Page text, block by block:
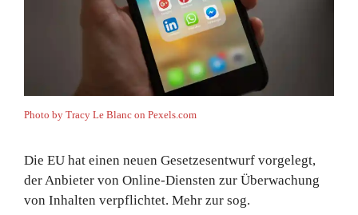
Photo by Tracy Le Blanc on Pexels.com
Die EU hat einen neuen Gesetzesentwurf vorgelegt,
der Anbieter von Online-Diensten zur Überwachung
von Inhalten verpflichtet. Mehr zur sog.